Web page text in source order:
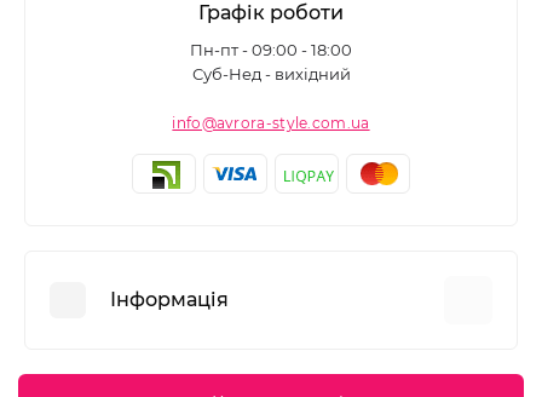
Графік роботи
Пн-пт - 09:00 - 18:00
Суб-Нед - вихідний
info@avrora-style.com.ua
Інформація